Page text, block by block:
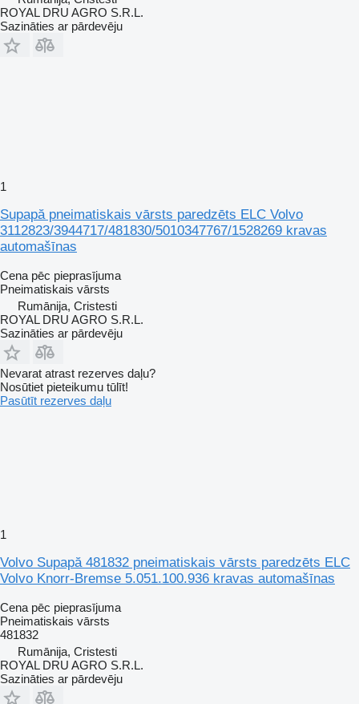
ROYAL DRU AGRO S.R.L.
Sazināties ar pārdevēju
1
Supapă pneimatiskais vārsts paredzēts ELC Volvo
3112823/3944717/481830/5010347767/1528269 kravas
automašīnas
Cena pēc pieprasījuma
Pneimatiskais vārsts
Rumānija, Cristesti
ROYAL DRU AGRO S.R.L.
Sazināties ar pārdevēju
Nevarat atrast rezerves daļu?
Nosūtiet pieteikumu tūlīt!
Pasūtīt rezerves daļu
1
Volvo Supapă 481832 pneimatiskais vārsts paredzēts ELC
Volvo Knorr-Bremse 5.051.100.936 kravas automašīnas
Cena pēc pieprasījuma
Pneimatiskais vārsts
481832
Rumānija, Cristesti
ROYAL DRU AGRO S.R.L.
Sazināties ar pārdevēju